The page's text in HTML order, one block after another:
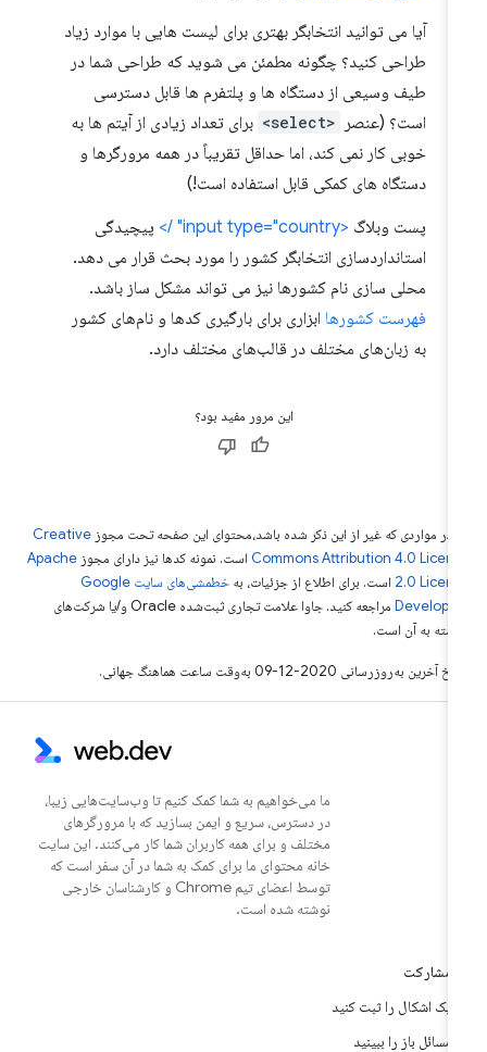
آیا می توانید انتخابگر بهتری برای لیست هایی با موارد زیاد
طراحی کنید؟ چگونه مطمئن می شوید که طراحی شما در
طیف وسیعی از دستگاه ها و پلتفرم ها قابل دسترسی
است؟ (عنصر <select>
برای تعداد زیادی از آیتم ها به
خوبی کار نمی کند، اما حداقل تقریباً در همه مرورگرها و
دستگاه های کمکی قابل استفاده است!)
پست وبلاگ<input type="country" />
پیچیدگی
استانداردسازی انتخابگر کشور را مورد بحث قرار می دهد.
محلی سازی نام کشورها نیز می تواند مشکل ساز باشد.
فهرست کشورهاابزاری برای بارگیری کدها و نام‌های کشور
به زبان‌های مختلف در قالب‌های مختلف دارد.
این مرور مفید بود؟
در مواردی که غیر از این ذکر شده باشد،‌محتوای این صفحه تحت مجوزCreative
Commons Attribution 4.0است. نمونه کدها نیز دارای مجوزApache
2.0است. برای اطلاع از جزئیات، به
خطمشی‌های سایت Google
مراجعه کنید. جاوا علامت تجاری ثبت‌شده Oracle و/یا شرکت‌های
به آن است.
آخرین به‌روزرسانی 2020-12-09 به‌وقت ساعت هماهنگ جهانی.
ما می‌خواهیم به شما کمک کنیم تا وب‌سایت‌هایی زیبا،
در دسترس، سریع و ایمن بسازید که با مرورگرهای
مختلف و برای همه کاربران شما کار می‌کنند. این سایت
خانه محتوای ما برای کمک به شما در آن سفر است که
توسط اعضای تیم Chrome و کارشناسان خارجی
نوشته شده است.
مشارکت
یک اشکال را ثبت کنید
مسائل باز را ببینید